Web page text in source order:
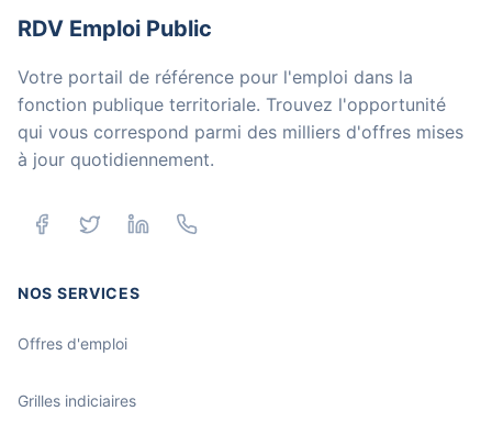
RDV Emploi Public
Votre portail de référence pour l'emploi dans la
fonction publique territoriale. Trouvez l'opportunité
qui vous correspond parmi des milliers d'offres mises
à jour quotidiennement.
NOS SERVICES
Offres d'emploi
Grilles indiciaires